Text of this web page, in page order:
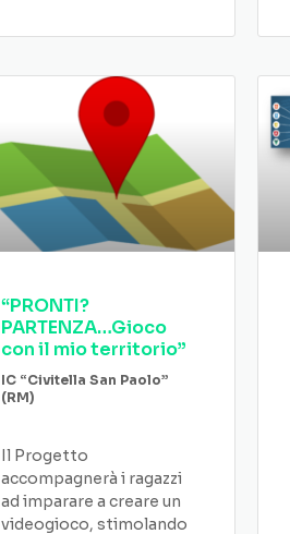
“PRONTI?
PARTENZA…Gioco
con il mio territorio”
IC “Civitella San Paolo”
(RM)
Il Progetto
accompagnerà i ragazzi
ad imparare a creare un
videogioco, stimolando